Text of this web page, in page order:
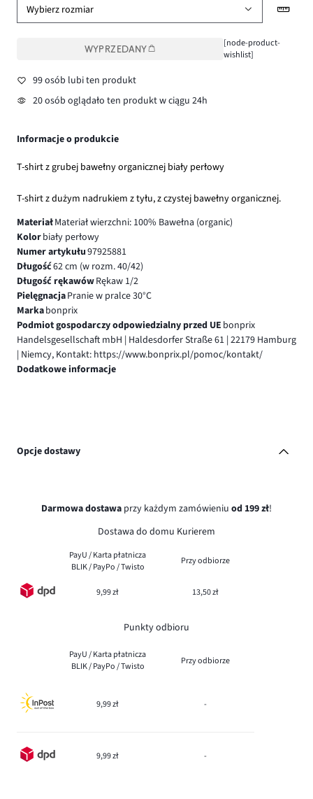
Wybierz rozmiar
WYPRZEDANY
[node-product-
wishlist]
99 osób lubi ten produkt
20 osób oglądało ten produkt w ciągu 24h
Informacje o produkcie
T-shirt z grubej bawełny organicznej biały perłowy
T-shirt z dużym nadrukiem z tyłu, z czystej bawełny organicznej.
MateriałMateriał wierzchni: 100% Bawełna (organic)
Kolorbiały perłowy
Numer artykułu97925881
Długość62 cm (w rozm. 40/42)
Długość rękawówRękaw 1/2
PielęgnacjaPranie w pralce 30°C
Markabonprix
Podmiot gospodarczy odpowiedzialny przed UE bonprix
Handelsgesellschaft mbH | Haldesdorfer Straße 61 | 22179 Hamburg
| Niemcy, Kontakt: https://www.bonprix.pl/pomoc/kontakt/
Dodatkowe informacje
Opcje dostawy
Darmowa dostawa przy każdym zamówieniu od 199 zł!
Dostawa do domu Kurierem
PayU / Karta płatnicza
BLIK / PayPo / Twisto
Przy odbiorze
9,99 zł 13,50 zł
Punkty odbioru
PayU / Karta płatnicza
BLIK / PayPo / Twisto
Przy odbiorze
9,99 zł -
9,99 zł -